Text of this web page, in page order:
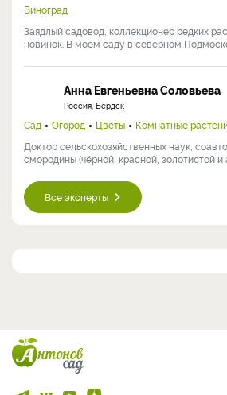
Виноград
Заядлый садовод, коллекционер редких
новинок. В моем саду в северном
Анна Евгеньевна Соловьева
Россия, Бердск
Сад Огород Цветы Комнатные
Доктор сельскохозяйственных наук,
смородины (чёрной, красной, золотистой и
Все эксперты